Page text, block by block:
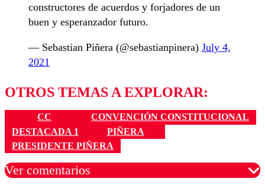
constructores de acuerdos y forjadores de un
buen y esperanzador futuro.
— Sebastian Piñera (@sebastianpinera) July 4,
2021
OTROS TEMAS A EXPLORAR:
CC
CONVENCIÓN CONSTITUCIONAL
DESTACADA 1
PIÑERA
PRESIDENTE PIÑERA
Ver comentarios